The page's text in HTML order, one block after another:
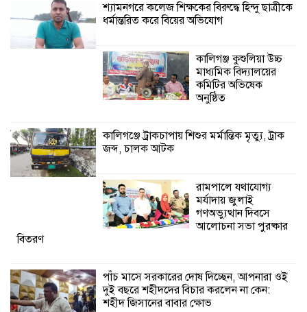
জামায়াত: নুরুল হক
নুর
কেন: শহীদ জিসানের বাবার ক্ষোভ
মিলল ইছামতী নদীতে
শ্রীউলা ইউনিয়ন
শ্যামনগরে জলবায়ু সহনশীল জনগোষ্ঠী গঠনে
শ্যামনগরে কলেজ শিক্ষকের বিরুদ্ধে হিন্দু ছাত্রীকে
ধর্মান্তরিত করে বিয়ের অভিযোগ
কালিগঞ্জ কুশুলিয়া উচ্চ
মাধ্যমিক বিদ্যালয়ের
কমিটির অভিষেক
অনুষ্ঠিত
কালিগঞ্জে ট্রাকচাপায় শিশুর মর্মান্তিক মৃত্যু, ট্রাক
জব্দ, চালক আটক
রামপালে যথাযোগ্য
মর্যাদায় জুলাই
গণঅভ্যুত্থান দিবসে
আলোচনা সভা পুরষ্কার
বিতরণ
পাঁচ মাসে সরকারের দোষ দিচ্ছেন, আপনারা ওই
দুই বছরে শহীদদের বিচার করলেন না কেন:
শহীদ জিসানের বাবার ক্ষোভ